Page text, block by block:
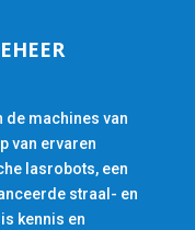
de machines van
van ervaren
lasrobots, een
straal- en
kennis en